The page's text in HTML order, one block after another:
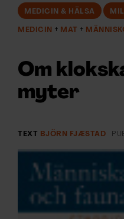
NYHETSBREV
ARKIV & E-TIDNING
SHOP
KONTAKTA F&F
MEDICIN & HÄLSA
MEDICIN MAT
Om
myter
TEXT BJÖRN FJÆSTAD